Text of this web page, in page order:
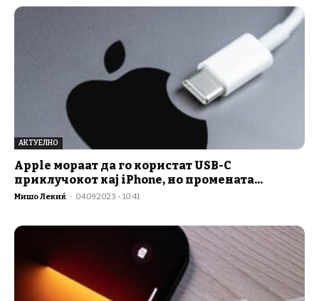
АКТУЕЛНО
Apple мораат да го користат USB-C
приклучокот кај iPhone, но промената...
Мишо Лекиќ - 04.09.2023 - 10:41